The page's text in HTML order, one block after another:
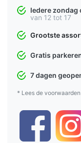
Iedere zondag
van 12 tot 17
Grootste
Gratis
7 dagen
* Lees de